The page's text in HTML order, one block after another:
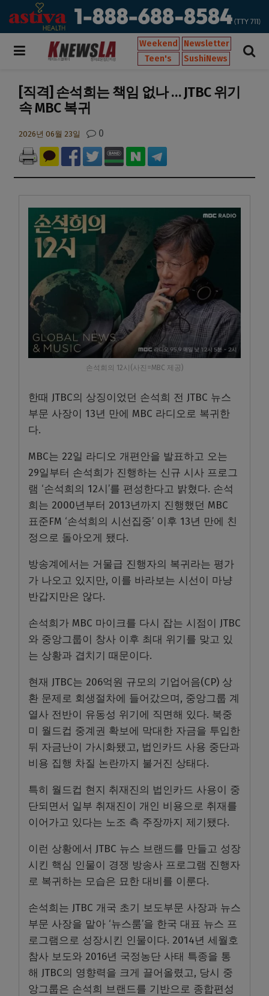
Weekend
Newsletter
Teen's
SushiNews
[직격] 손석희는 책임 없나 … JTBC 위기
속 MBC 복귀
2026년 06월 23일 0
손석희의 12시(사진=MBC 제공)
한때 JTBC의 상징이었던 손석희 전 JTBC 뉴스
부문 사장이 13년 만에 MBC 라디오로 복귀한
다.
MBC는 22일 라디오 개편안을 발표하고 오는
29일부터 손석희가 진행하는 신규 시사 프로그
램 ‘손석희의 12시’를 편성한다고 밝혔다. 손석
희는 2000년부터 2013년까지 진행했던 MBC
표준FM ‘손석희의 시선집중’ 이후 13년 만에 친
정으로 돌아오게 됐다.
방송계에서는 거물급 진행자의 복귀라는 평가
가 나오고 있지만, 이를 바라보는 시선이 마냥
반갑지만은 않다.
손석희가 MBC 마이크를 다시 잡는 시점이 JTBC
와 중앙그룹이 창사 이후 최대 위기를 맞고 있
는 상황과 겹치기 때문이다.
현재 JTBC는 206억원 규모의 기업어음(CP) 상
환 문제로 회생절차에 들어갔으며, 중앙그룹 계
열사 전반이 유동성 위기에 직면해 있다. 북중
미 월드컵 중계권 확보에 막대한 자금을 투입한
뒤 자금난이 가시화됐고, 법인카드 사용 중단과
비용 집행 차질 논란까지 불거진 상태다.
특히 월드컵 현지 취재진의 법인카드 사용이 중
단되면서 일부 취재진이 개인 비용으로 취재를
이어가고 있다는 노조 측 주장까지 제기됐다.
이런 상황에서 JTBC 뉴스 브랜드를 만들고 성장
시킨 핵심 인물이 경쟁 방송사 프로그램 진행자
로 복귀하는 모습은 묘한 대비를 이룬다.
손석희는 JTBC 개국 초기 보도부문 사장과 뉴스
부문 사장을 맡아 ‘뉴스룸’을 한국 대표 뉴스 프
로그램으로 성장시킨 인물이다. 2014년 세월호
참사 보도와 2016년 국정농단 사태 특종을 통
해 JTBC의 영향력을 크게 끌어올렸고, 당시 중
앙그룹은 손석희 브랜드를 기반으로 종합편성